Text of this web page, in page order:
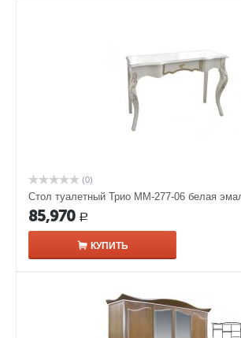
(0)
Стол туалетный Трио ММ-277-06 белая
85,970 Р
КУПИТЬ